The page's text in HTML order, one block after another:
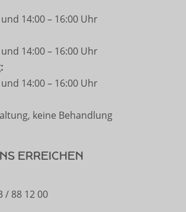
14:00 – 16:00 Uhr
14:00 – 16:00 Uhr
14:00 – 16:00 Uhr
keine Behandlung
ERREICHEN
/ 88 12 00